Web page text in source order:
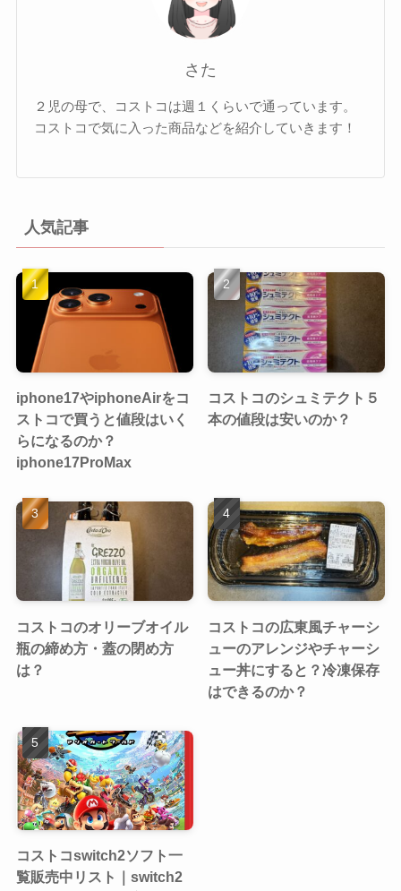
さた
２児の母で、コストコは週１くらいで通っています。
コストコで気に入った商品などを紹介していきます！
人気記事
iphone17やiphoneAirをコ
ストコで買うと値段はいく
らになるのか？
iphone17ProMax
コストコのシュミテクト５
本の値段は安いのか？
コストコのオリーブオイル
瓶の締め方・蓋の閉め方
は？
コストコの広東風チャーシ
ューのアレンジやチャーシ
ュー丼にすると？冷凍保存
はできるのか？
コストコswitch2ソフト一
覧販売中リスト｜switch2